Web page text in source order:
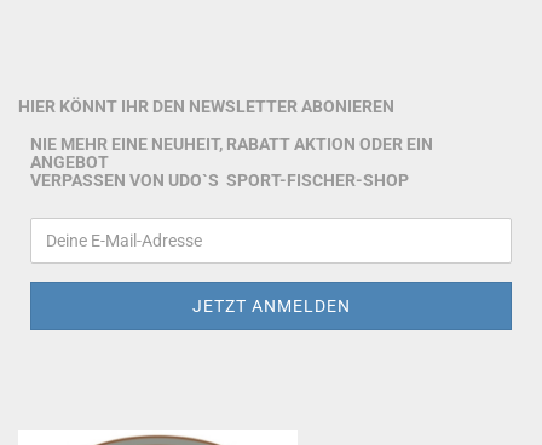
HIER KÖNNT IHR DEN NEWSLETTER ABONIEREN
NIE MEHR EINE NEUHEIT, RABATT AKTION ODER EIN
ANGEBOT
VERPASSEN VON UDO`S SPORT-FISCHER-SHOP